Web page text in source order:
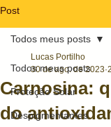
Post
Todos meus posts
Proteção Solar
Despigmentantes
Todos meus posts
Carnosina:
do
Lucas Portilho
30 de ago. de 2023